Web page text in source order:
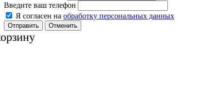
Введите ваш телефон
Я согласен на обработку персональных данных
Отменить